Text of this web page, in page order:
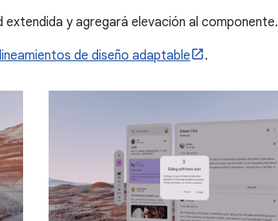
extendida y agregará elevación al componente.
lineamientos de diseño adaptable .